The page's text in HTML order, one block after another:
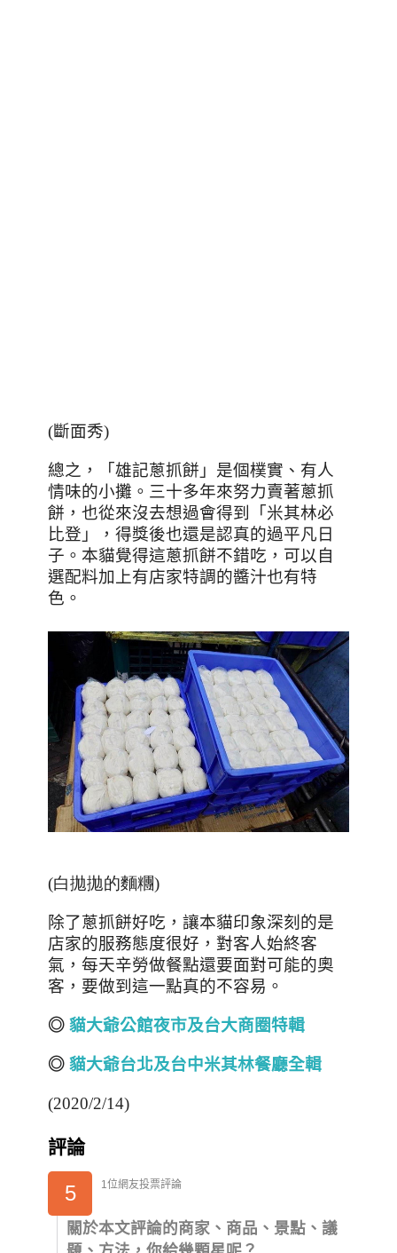
(斷面秀)
總之，「雄記蔥抓餅」是個樸實、有人
情味的小攤。三十多年來努力賣著蔥抓
餅，也從來沒去想過會得到「米其林必
比登」，得獎後也還是認真的過平凡日
子。本貓覺得這蔥抓餅不錯吃，可以自
選配料加上有店家特調的醬汁也有特
色。
(白拋拋的麵糰)
除了蔥抓餅好吃，讓本貓印象深刻的是
店家的服務態度很好，對客人始終客
氣，每天辛勞做餐點還要面對可能的奧
客，要做到這一點真的不容易 。
◎ 貓大爺公館夜市及台大商圈特輯
◎ 貓大爺台北及台中米其林餐廳全輯
(2020/2/14)
評論
5 1位網友投票評論
關於本文評論的商家、商品、景點、議